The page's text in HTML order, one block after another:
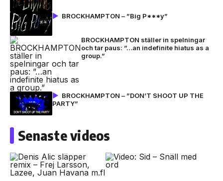
BROCKHAMPTON – ”Big P***y”
BROCKHAMPTON ställer in spelningar
och tar paus: ”…an indefinite hiatus as a
group.”
BROCKHAMPTON – ”DON’T SHOOT UP THE
PARTY”
Senaste videos